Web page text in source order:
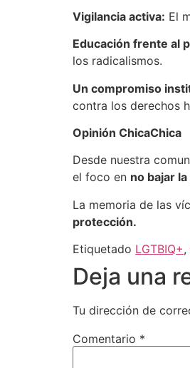
Vigilancia activa: El
Educación frente al
los radicalismos.
Un compromiso
contra los derechos
Opinión ChicaChica
Desde nuestra
el foco en no bajar
La memoria de las
protección.
Etiquetado LGTBIQ+,
Deja una
Tu dirección de
Comentario *